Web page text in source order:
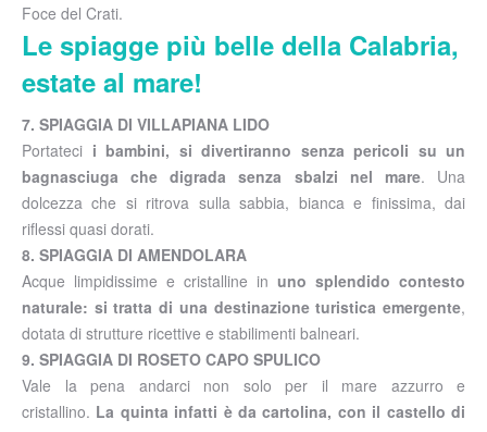
Foce del Crati.
Le spiagge più belle della Calabria,
estate al mare!
7. SPIAGGIA DI VILLAPIANA LIDO
Portateci i bambini, si divertiranno senza pericoli su un
bagnasciuga che digrada senza sbalzi nel mare. Una
dolcezza che si ritrova sulla sabbia, bianca e finissima, dai
riflessi quasi dorati.
8. SPIAGGIA DI AMENDOLARA
Acque limpidissime e cristalline in uno splendido contesto
naturale: si tratta di una destinazione turistica emergente,
dotata di strutture ricettive e stabilimenti balneari.
9. SPIAGGIA DI ROSETO CAPO SPULICO
Vale la pena andarci non solo per il mare azzurro e
cristallino. La quinta infatti è da cartolina, con il castello di